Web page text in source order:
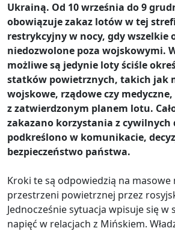
Ukrainą. Od 10 września do 9
obowiązuje zakaz lotów w tej
restrykcyjny w nocy, gdy wszelkie
niedozwolone poza wojskowymi.
możliwe są jedynie loty ściśle
statków powietrznych, takich jak
wojskowe, rządowe czy
z zatwierdzonym planem lotu.
zakazano korzystania z cywilnych
podkreślono w komunikacie,
bezpieczeństwo państwa.
Kroki te są odpowiedzią na
przestrzeni powietrznej przez
Jednocześnie sytuacja wpisuje się w
napięć w relacjach z Mińskiem.